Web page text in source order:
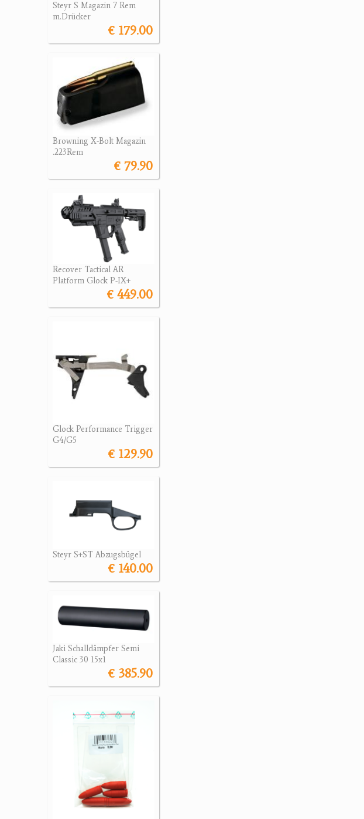
Steyr S Magazin 7 Rem
m.Drücker
€ 179.00
Browning X-Bolt Magazin
.223Rem
€ 79.90
Recover Tactical AR
Platform Glock P-IX+
€ 449.00
Glock Performance Trigger
G4/G5
€ 129.90
Steyr S+ST Abzugsbügel
€ 140.00
Jaki Schalldämpfer Semi
Classic 30 15x1
€ 385.90